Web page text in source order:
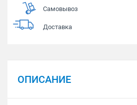
Самовывоз
Доставка
ОПИСАНИЕ